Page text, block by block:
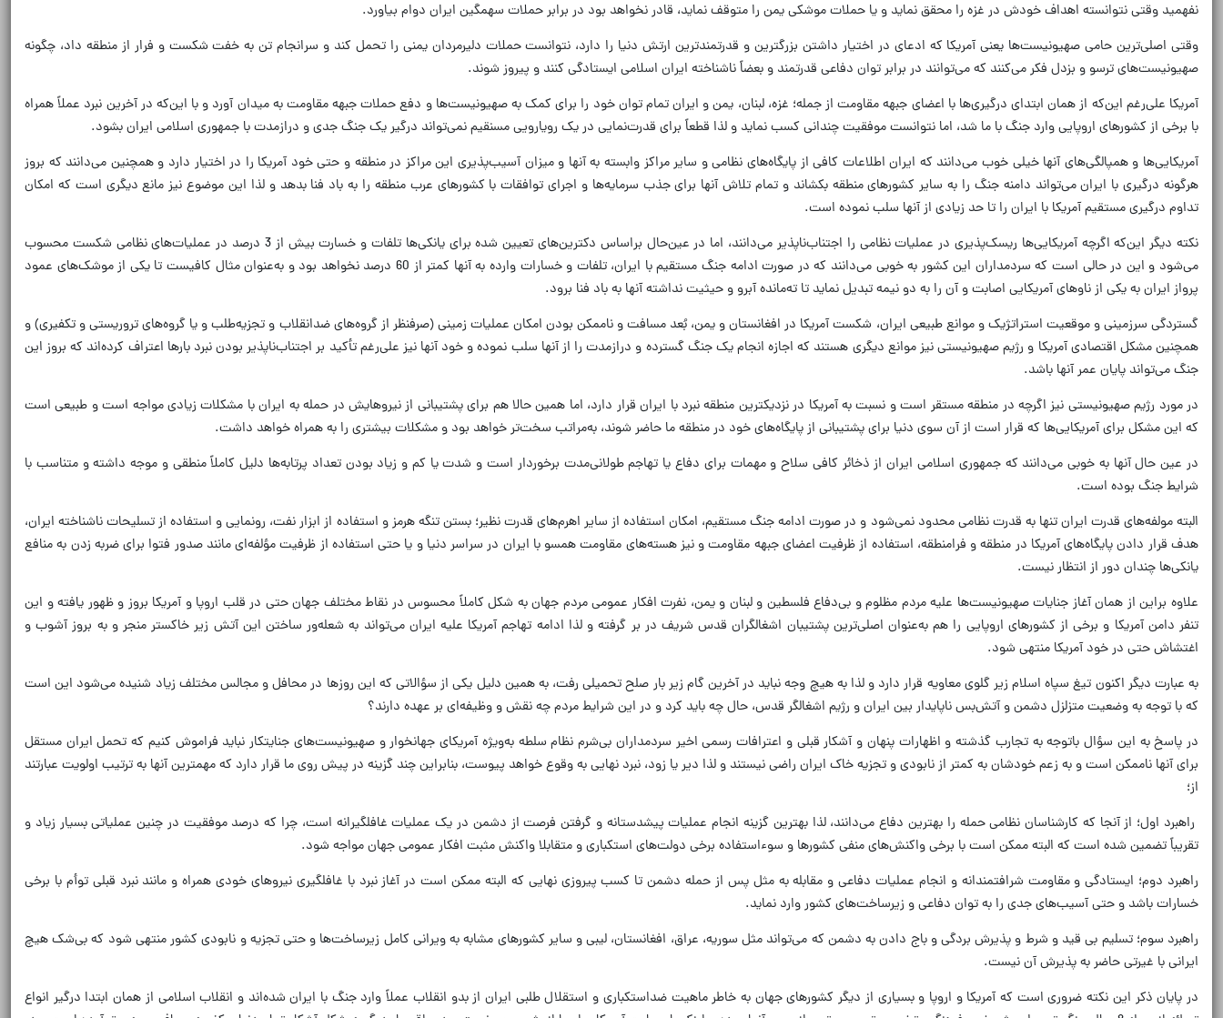
نفهمید وقتی نتوانسته اهداف خودش در غزه را محقق نماید و یا حملات موشکی یمن را متوقف نماید، قادر نخواهد بود در برابر حملات سهمگین ایران دوام بیاورد.
وقتی اصلی‌ترین حامی صهیونیست‌ها یعنی آمریکا که ادعای در اختیار داشتن بزرگترین و قدرتمندترین ارتش دنیا را دارد، نتوانست حملات دلیرمردان یمنی را تحمل کند و سرانجام تن به خفت شکست و فرار از منطقه داد، چگونه
صهیونیست‌های ترسو و بزدل فکر می‌کنند که می‌توانند در برابر توان دفاعی قدرتمند و بعضاً ناشناخته ایران اسلامی ایستادگی کنند و پیروز شوند.
آمریکا علی‌رغم این‌که از همان ابتدای درگیری‌ها با اعضای جبهه مقاومت از جمله؛ غزه، لبنان، یمن و ایران تمام توان خود را برای کمک به صهیونیست‌ها و دفع حملات جبهه مقاومت به میدان آورد و با این‌که در آخرین نبرد عملاً همراه
با برخی از کشورهای اروپایی وارد جنگ با ما شد، اما نتوانست موفقیت چندانی کسب نماید و لذا قطعاً برای قدرت‌نمایی در یک رویارویی مسنقیم نمی‌تواند درگیر یک جنگ جدی و درازمدت با جمهوری اسلامی ایران بشود.
آمریکایی‌ها و همپالگی‌های آنها خیلی خوب می‌دانند که ایران اطلاعات کافی از پایگاه‌های نظامی و سایر مراکز وابسته به آنها و میزان آسیب‌پذیری‌ این مراکز در منطقه و حتی خود آمریکا را در اختیار دارد و همچنین می‌دانند که بروز
هرگونه درگیری با ایران می‌تواند دامنه جنگ را به سایر کشورهای منطقه بکشاند و تمام تلاش آنها برای جذب سرمایه‌ها و اجرای توافقات با کشورهای عرب منطقه را به باد فنا بدهد و لذا این موضوع نیز مانع دیگری است که امکان
تداوم درگیری مستقیم آمریکا با ایران را تا حد زیادی از آنها سلب نموده است.
نکته دیگر این‌که اگرچه آمریکایی‌ها ریسک‌پذیری در عملیات نظامی را اجتناب‌ناپذیر می‌دانند، اما در عین‌حال براساس دکترین‌های تعیین شده برای یانکی‌ها تلفات و خسارت بیش از 3 درصد در عملیات‌های نظامی شکست محسوب
می‌شود و این در حالی است که سردمداران این کشور به‌ خوبی می‌دانند که در صورت ادامه جنگ مستقیم با ایران، تلفات و خسارات وارده به آنها کمتر از 60 درصد نخواهد بود و به‌عنوان مثال کافیست تا یکی از موشک‌های عمود
پرواز ایران به یکی از ناوهای آمریکایی اصابت و آن را به دو نیمه تبدیل نماید تا ته‌مانده آبرو و حیثیت نداشته آنها به باد فنا برود.
گستردگی سرزمینی و موقعیت استراتژیک و موانع طبیعی ایران، شکست آمریکا در افغانستان و یمن، بُعد مسافت و ناممکن بودن امکان عملیات زمینی (صرفنظر از گروه‌های ضدانقلاب و تجزیه‌طلب و یا گروه‌های تروریستی و تکفیری) و
همچنین مشکل اقتصادی آمریکا و رژیم صهیونیستی نیز موانع دیگری هستند که اجازه انجام یک جنگ گسترده و درازمدت را از آنها سلب نموده و خود آنها نیز علی‌رغم تأکید بر اجتناب‌ناپذیر بودن نبرد بارها اعتراف کرده‌اند که بروز این
جنگ می‌تواند پایان عمر آنها باشد.
در مورد رژیم صهیونیستی نیز اگرچه در منطقه مستقر است و نسبت به آمریکا در نزدیکترین منطقه نبرد با ایران قرار دارد، اما همین حالا هم برای پشتیبانی از نیروهایش در حمله به ایران با مشکلات زیادی مواجه است و طبیعی است
که این مشکل برای آمریکایی‌ها که قرار است از آن سوی دنیا برای پشتیبانی از پایگاه‌های خود در منطقه ما حاضر شوند، به‌مراتب سخت‌تر خواهد بود و مشکلات بیشتری را به همراه خواهد داشت.
در عین حال آنها به خوبی می‌دانند که جمهوری اسلامی ایران از ذخائر کافی سلاح و مهمات برای دفاع یا تهاجم طولانی‌مدت برخوردار است و شدت یا کم و زیاد بودن تعداد پرتابه‌ها دلیل کاملاً منطقی و موجه داشته و متناسب با
شرایط جنگ بوده است.
البته مولفه‌های قدرت ایران تنها به قدرت نظامی محدود نمی‌شود و در صورت ادامه جنگ مستقیم، امکان استفاده از سایر اهرم‌های قدرت نظیر؛ بستن تنگه هرمز و استفاده از ابزار نفت، رونمایی و استفاده از تسلیحات ناشناخته ایران،
هدف قرار دادن پایگاه‌های آمریکا در منطقه و فرامنطقه، استفاده از ظرفیت اعضای جبهه مقاومت و نیز هسته‌های مقاومت همسو با ایران در سراسر دنیا و یا حتی استفاده از ظرفیت مؤلفه‌ای مانند صدور فتوا برای ضربه زدن به منافع
یانکی‌ها چندان دور از انتظار نیست.
علاوه براین از همان آغاز جنایات صهیونیست‌ها علیه مردم مظلوم و بی‌دفاع فلسطین و لبنان و یمن، نفرت افکار عمومی مردم جهان به شکل کاملاً محسوس در نقاط مختلف جهان حتی در قلب اروپا و آمریکا بروز و ظهور یافته و این
تنفر دامن آمریکا و برخی از کشورهای اروپایی را هم به‌عنوان اصلی‌ترین پشتیبان اشغالگران قدس شریف در بر گرفته و لذا ادامه تهاجم آمریکا علیه ایران می‌تواند به شعله‌ور ساختن این آتش زیر خاکستر منجر و به بروز آشوب و
اغتشاش حتی در خود آمریکا منتهی شود.
به عبارت دیگر اکنون تیغ سپاه اسلام زیر گلوی معاویه قرار دارد و لذا به هیچ وجه نباید در آخرین گام زیر بار صلح تحمیلی رفت، به همین دلیل یکی از سؤالاتی که این روزها در محافل و مجالس مختلف زیاد شنیده می‌شود این است
که با توجه به وضعیت متزلزل دشمن و آتش‌بس ناپایدار بین ایران و رژیم اشغالگر قدس، حال چه باید کرد و در این شرایط مردم چه نقش و وظیفه‌ای بر عهده دارند؟
در پاسخ به این سؤال باتوجه به تجارب گذشته و اظهارات پنهان و آشکار قبلی و اعترافات رسمی اخیر سردمداران بی‌شرم نظام سلطه به‌ویژه آمریکای جهانخوار و صهیونیست‌های جنایتکار نباید فراموش کنیم که تحمل ایران مستقل
برای آنها ناممکن است و به زعم خودشان به کمتر از نابودی و تجزیه خاک ایران راضی نیستند و لذا دیر یا زود، نبرد نهایی به وقوع خواهد پیوست، بنابراین چند گزینه در پیش روی ما قرار دارد که مهمترین آنها به ترتیب اولویت عبارتند
از؛
راهبرد اول؛ از آنجا که کارشناسان نظامی حمله را بهترین دفاع می‌دانند، لذا بهترین گزینه انجام عملیات پیشدستانه و گرفتن فرصت از دشمن در یک عملیات غافلگیرانه است، چرا که درصد موفقیت در چنین عملیاتی بسیار زیاد و
تقریباً تضمین شده است که البته ممکن است با برخی واکنش‌های منفی کشورها و سوءاستفاده برخی دولت‌های استکباری و متقابلا واکنش مثبت افکار عمومی جهان مواجه شود.
راهبرد دوم؛ ایستادگی و مقاومت شرافتمندانه و انجام عملیات دفاعی و مقابله به مثل پس از حمله دشمن تا کسب پیروزی نهایی که البته ممکن است در آغاز نبرد با غافلگیری نیروهای خودی همراه و مانند نبرد قبلی توأم با برخی
خسارات باشد و حتی آسیب‌های جدی را به توان دفاعی و زیرساخت‌های کشور وارد نماید.
راهبرد سوم؛ تسلیم بی قید و شرط و پذیرش بردگی و باج دادن به دشمن که می‌تواند مثل سوریه، عراق، افغانستان، لیبی و سایر کشورهای مشابه به ویرانی کامل زیرساخت‌ها و حتی تجزیه و نابودی کشور منتهی شود که بی‌شک هیچ
ایرانی با غیرتی حاضر به پذیرش آن نیست.
در پایان ذکر این نکته ضروری است که آمریکا و اروپا و بسیاری از دیگر کشورهای جهان به خاطر ماهیت ضداستکباری و استقلال‌ طلبی ایران از بدو انقلاب عملاً وارد جنگ با ایران شده‌اند و انقلاب اسلامی از همان ابتدا درگیر انواع